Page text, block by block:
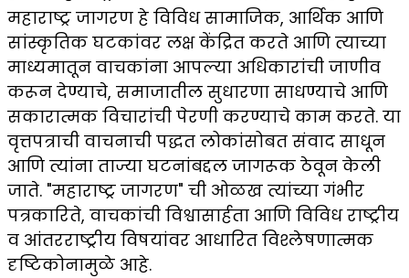
महाराष्ट्र जागरण हे विविध सामाजिक, आर्थिक आणि
सांस्कृतिक घटकांवर लक्ष केंद्रित करते आणि त्याच्या
माध्यमातून वाचकांना आपल्या अधिकारांची जाणीव
करून देण्याचे, समाजातील सुधारणा साधण्याचे आणि
सकारात्मक विचारांची पेरणी करण्याचे काम करते. या
वृत्तपत्राची वाचनाची पद्धत लोकांसोबत संवाद साधून
आणि त्यांना ताज्या घटनांबद्दल जागरूक ठेवून केली
जाते. "महाराष्ट्र जागरण" ची ओळख त्यांच्या गंभीर
पत्रकारिते, वाचकांची विश्वासार्हता आणि विविध राष्ट्रीय
व आंतरराष्ट्रीय विषयांवर आधारित विश्लेषणात्मक
दृष्टिकोनामुळे आहे.